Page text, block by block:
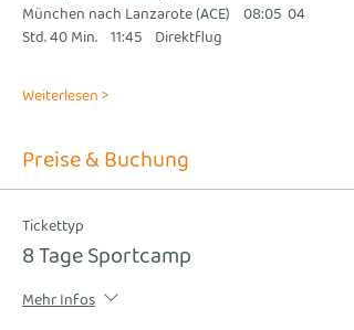
München nach Lanzarote (ACE)	08:05	04
Std. 40 Min.	11:45	Direktflug
Weiterlesen >
Preise & Buchung
Tickettyp
8 Tage Sportcamp
Mehr Infos